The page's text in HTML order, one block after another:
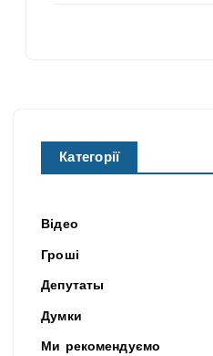
Категорії
Відео
Гроші
Депутаты
Думки
Ми рекомендуємо